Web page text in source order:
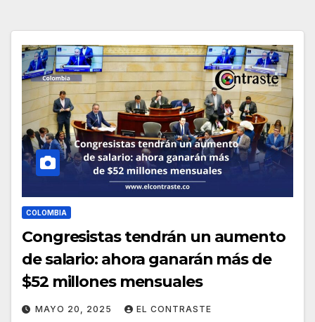
COLOMBIA
Congresistas tendrán un aumento
de salario: ahora ganarán más de
$52 millones mensuales
MAYO 20, 2025 EL CONTRASTE